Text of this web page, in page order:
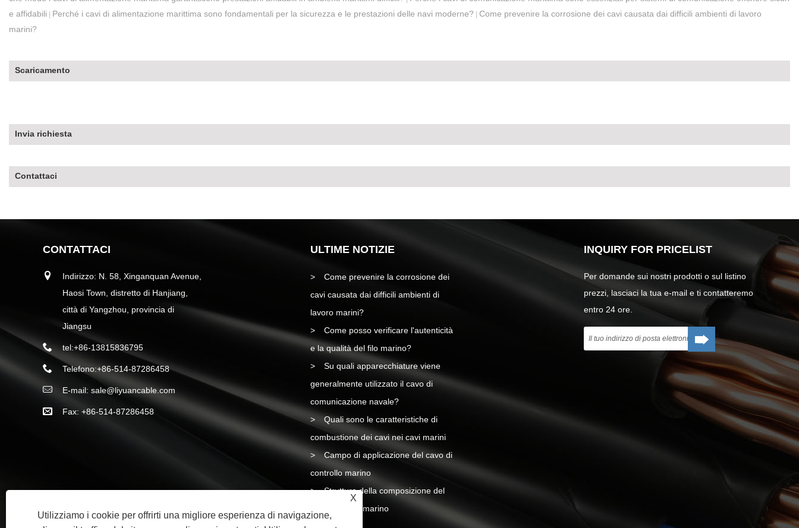
e affidabili | Perché i cavi di alimentazione marittima sono fondamentali per la sicurezza e le prestazioni delle navi moderne? | Come prevenire la corrosione dei cavi causata dai difficili ambienti di lavoro
marini?
Scaricamento
Invia richiesta
Contattaci
CONTATTACI
Indirizzo: N. 58, Xinganquan Avenue,
Haosi Town, distretto di Hanjiang,
città di Yangzhou, provincia di
Jiangsu
tel:+86-13815836795
Telefono:+86-514-87286458
E-mail: sale@liyuancable.com
Fax: +86-514-87286458
INQUIRY FOR PRICELIST
Per domande sui nostri prodotti o sul listino
prezzi, lasciaci la tua e-mail e ti contatteremo
entro 24 ore.
ULTIME NOTIZIE
Come prevenire la corrosione dei
cavi causata dai difficili ambienti di
lavoro marini?
Come posso verificare l'autenticità
e la qualità del filo marino?
Su quali apparecchiature viene
generalmente utilizzato il cavo di
comunicazione navale?
Quali sono le caratteristiche di
combustione dei cavi nei cavi marini
Campo di applicazione del cavo di
controllo marino
Struttura della composizione del
cavo elettrico marino
X
Utilizziamo i cookie per offrirti una migliore esperienza di navigazione,